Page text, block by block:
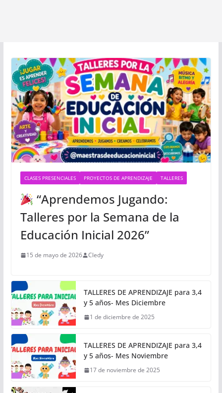
CLASES PRESENCIALES PROYECTOS DE APRENDIZAJE TALLERES
“Aprendemos Jugando:
Talleres por la Semana de la
Educación Inicial 2026”
15 de mayo de 2026 Cledy
TALLERES DE APRENDIZAJE para 3,4
y 5 años- Mes Diciembre
1 de diciembre de 2025
TALLERES DE APRENDIZAJE para 3,4
y 5 años- Mes Noviembre
17 de noviembre de 2025